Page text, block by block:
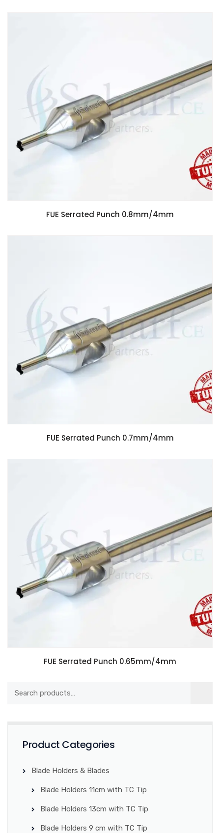
FUE Serrated Punch 0.8mm/4mm
FUE Serrated Punch 0.7mm/4mm
FUE Serrated Punch 0.65mm/4mm
Product Categories
Blade Holders & Blades
Blade Holders 11cm with TC Tip
Blade Holders 13cm with TC Tip
Blade Holders 9 cm with TC Tip